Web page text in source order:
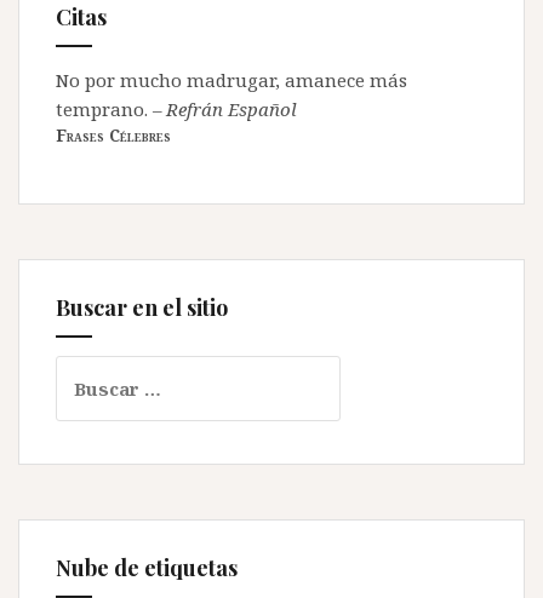
Citas
No por mucho madrugar, amanece más
temprano. – Refrán Español
Frases Célebres
Buscar en el sitio
Nube de etiquetas